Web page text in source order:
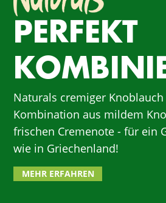
MIT UNS
ARBEITEN
PERFEKT
Naturals cremiger
Kombination aus mildem
frischen Cremenote - für ein
wie in Griechenland!
MEHR ERFAHREN